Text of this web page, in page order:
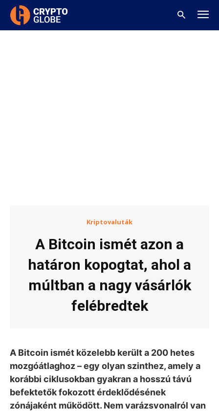
Kriptovaluták
A Bitcoin ismét azon a
határon kopogtat, ahol a
múltban a nagy vásárlók
felébredtek
A Bitcoin ismét közelebb került a 200 hetes
mozgóátlaghoz – egy olyan szinthez, amely a
korábbi ciklusokban gyakran a hosszú távú
befektetők fokozott érdeklődésének
zónájaként működött. Nem varázsvonalról van